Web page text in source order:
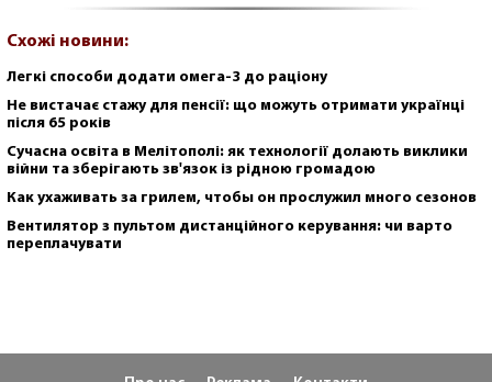
Схожі новини:
Легкі способи додати омега-3 до раціону
Не вистачає стажу для пенсії: що можуть отримати українці
після 65 років
Сучасна освіта в Мелітополі: як технології долають виклики
війни та зберігають зв'язок із рідною громадою
Как ухаживать за грилем, чтобы он прослужил много сезонов
Вентилятор з пультом дистанційного керування: чи варто
переплачувати